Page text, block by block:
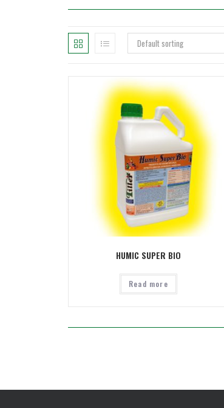
Default sorting
HUMIC SUPER BIO
Read more